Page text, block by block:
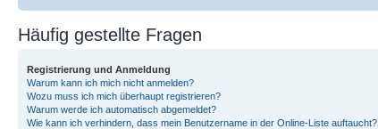
Häufig gestellte Fragen
Registrierung und Anmeldung
Warum kann ich mich nicht anmelden?
Wozu muss ich mich überhaupt registrieren?
Warum werde ich automatisch abgemeldet?
Wie kann ich verhindern, dass mein Benutzername in der Online-Liste auftaucht?